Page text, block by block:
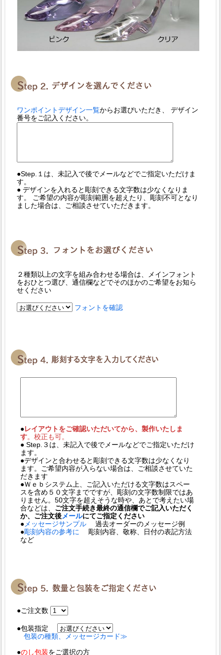
ワンポイントデザイン一覧からお選びいただき、 デザイン
番号をご記入ください。
●Step.１は、未記入で後でメールなどでご指定いただけま
す。
● デザインを入れると彫刻できる文字数は少なくなりま
す。 ご希望の内容が彫刻範囲を超えたり、彫刻不可となり
ました場合は、ご相談させていただきます。
２種類以上の文字を組み合わせる場合は、メインフォント
をおひとつ選び、通信欄などでそのほかのご希望をお知ら
せください
フォントを確認
●レイアウトをご確認いただいてから、製作いたしま
す。校正も可。
● Step.３は、未記入で後でメールなどでご指定いただけ
ます。
●デザインと合わせると彫刻できる文字数は少なくなり
ます。ご希望内容が入らない場合は、ご相談させていた
だきます
●Ｗｅｂシステム上、ご記入いただける文字数はスペー
スを含め５０文字までですが、彫刻の文字数制限ではあ
りません。50文字を超えそうな時や、あとで考えたい場
合などは、 ご注文手続き最終の通信欄でご記入いただく
か、ご注文後メールにてご指定ください
●メッセージサンプル
過去オーダーのメッセージ例
●彫刻内容の参考に
彫刻内容、敬称、日付の表記方法
など
●ご注文数
●包装指定
包装の種類、メッセージカード≫
●のし包装をご選択の方